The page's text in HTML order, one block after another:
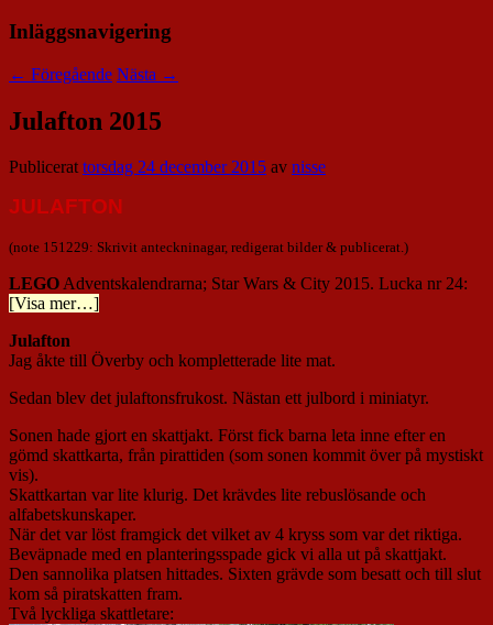
Inläggsnavigering
← Föregående Nästa →
Julafton 2015
Publicerattorsdag 24 december 2015 av nisse
JULAFTON
(note 151229: Skrivit anteckninagar, redigerat bilder & publicerat.)
LEGOAdventskalendrarna; Star Wars & City 2015. Lucka nr 24:
[Visa mer…]
Julafton
Jag åkte till Överby och kompletterade lite mat.
Sedan blev det julaftonsfrukost. Nästan ett julbord i miniatyr.
Sonen hade gjort en skattjakt. Först fick barna leta inne efter en
gömd skattkarta, från pirattiden (som sonen kommit över på mystiskt
vis).
Skattkartan var lite klurig. Det krävdes lite rebuslösande och
alfabetskunskaper.
När det var löst framgick det vilket av 4 kryss som var det riktiga.
Beväpnade med en planteringsspade gick vi alla ut på skattjakt.
Den sannolika platsen hittades. Sixten grävde som besatt och till slut
kom så piratskatten fram.
Två lyckliga skattletare: